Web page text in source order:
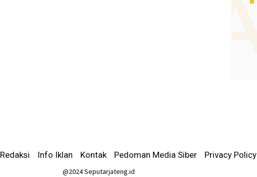
Redaksi Info Iklan Kontak Pedoman Media Siber Privacy Policy
@2024 Seputarjateng.id